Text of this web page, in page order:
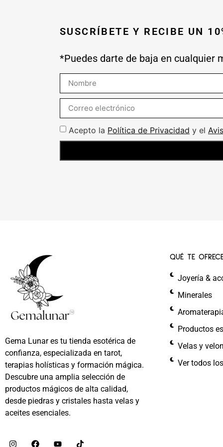
SUSCRÍBETE Y RECIBE UN
*Puedes darte de baja en cualquier
Acepto la Política de Privacidad y el
Gema Lunar es tu tienda esotérica de
confianza, especializada en tarot,
terapias holísticas y formación mágica.
Descubre una amplia selección de
productos mágicos de alta calidad,
desde piedras y cristales hasta velas y
aceites esenciales.
QUÉ TE
Joyería &
Minerales
Productos
Velas y
Ver todos